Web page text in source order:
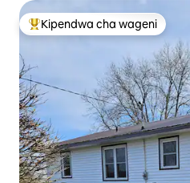
Kipendwa maarufu cha wageni
Kipendwa cha wageni